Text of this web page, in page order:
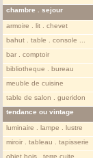
chambre . sejour
armoire . lit . chevet
bahut . table . console ...
bar . comptoir
bibliotheque . bureau
meuble de cuisine
table de salon . gueridon
tendance ou vintage
luminaire . lampe . lustre
miroir . tableau . tapisserie
objet bois . terre cuite ...